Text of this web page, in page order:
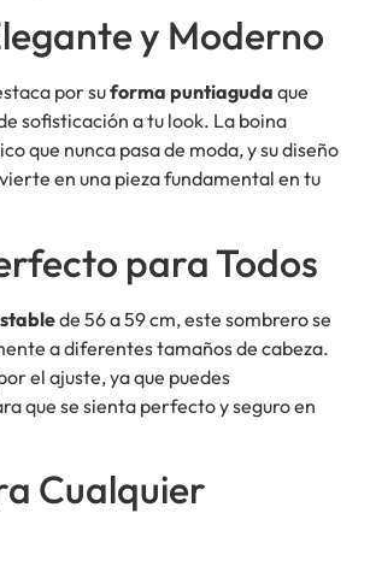
y Moderno
por suforma puntiaguda que
sofisticación a tu look. La boina
que nunca pasa de moda, y su diseño
en una pieza fundamental en tu
para Todos
de 56 a 59 cm, este sombrero se
a diferentes tamaños de cabeza.
el ajuste, ya que puedes
que se sienta perfecto y seguro en
Cualquier